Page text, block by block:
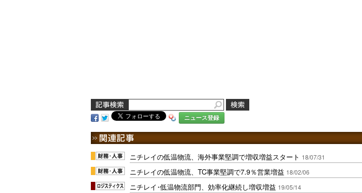
ニュース登録
ニチレイの低温物流、海外事業堅調で増収増益スタート 18/07/31
ニチレイの低温物流、TC事業堅調で7.9％営業増益 18/02/06
ニチレイ･低温物流部門、効率化継続し増収増益 19/05/14